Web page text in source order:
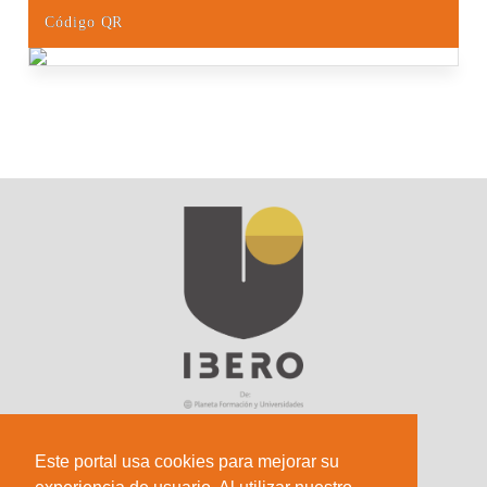
Este portal usa cookies para mejorar su
Código QR